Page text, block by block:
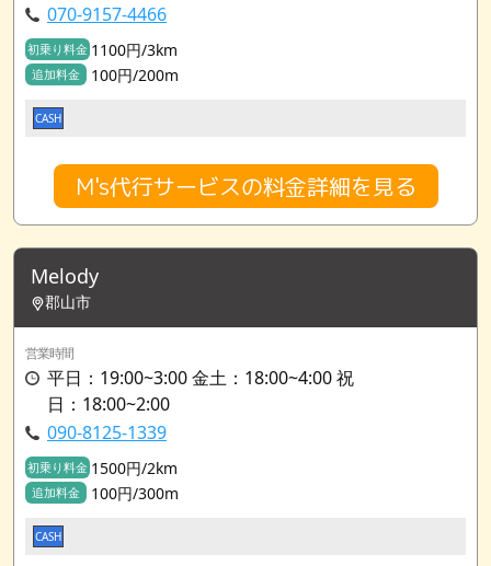
070-9157-4466
初乗り料金 1100円/3km
追加料金 100円/200m
CASH
M's代行サービスの料金詳細を見る
Melody
郡山市
営業時間
平日：19:00~3:00 金土：18:00~4:00 祝
日：18:00~2:00
090-8125-1339
初乗り料金 1500円/2km
追加料金 100円/300m
CASH